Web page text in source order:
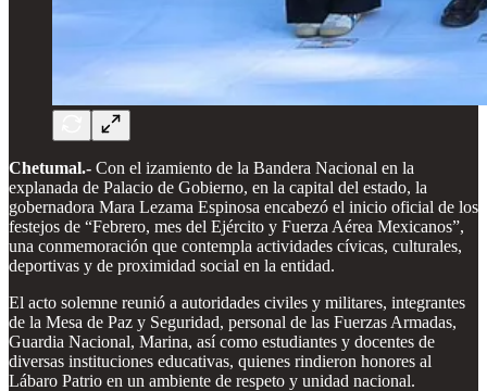
Chetumal.- Con el izamiento de la Bandera Nacional en la
explanada de Palacio de Gobierno, en la capital del estado, la
gobernadora Mara Lezama Espinosa encabezó el inicio oficial de los
festejos de “Febrero, mes del Ejército y Fuerza Aérea Mexicanos”,
una conmemoración que contempla actividades cívicas, culturales,
deportivas y de proximidad social en la entidad.
El acto solemne reunió a autoridades civiles y militares, integrantes
de la Mesa de Paz y Seguridad, personal de las Fuerzas Armadas,
Guardia Nacional, Marina, así como estudiantes y docentes de
diversas instituciones educativas, quienes rindieron honores al
Lábaro Patrio en un ambiente de respeto y unidad nacional.